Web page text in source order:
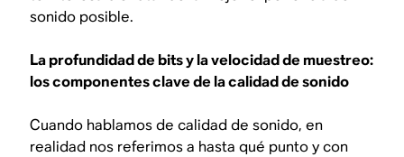
sonido posible.
La profundidad de bits y la velocidad de muestreo:
los componentes clave de la calidad de sonido
Cuando hablamos de calidad de sonido, en
realidad nos referimos a hasta qué punto y con